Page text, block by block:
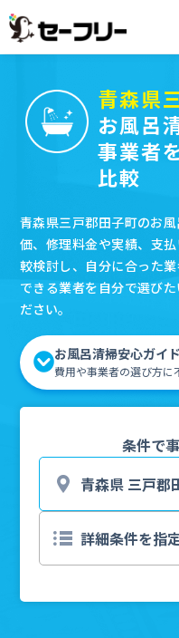
青森県
お風呂
事業者
比較
青森県三戸郡田子町のお
価、修理料金や実績、支
較検討し、自分に合った
できる業者を自分で選び
ださい。
お風呂清掃安心ガイド
費用や事業者の選び方に
条件で